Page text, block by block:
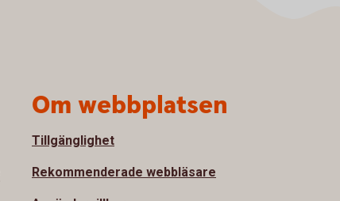
Om webbplatsen
Tillgänglighet
Rekommenderade webbläsare